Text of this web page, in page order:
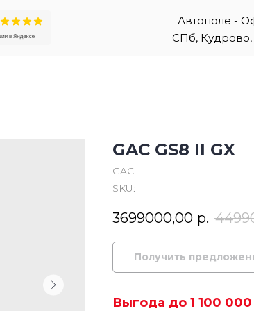
Автополе -
СПб, Кудрово,
GAC GS8 II GX
GAC
SKU:
3699000,00 р.
Получить
Выгода до 1 100